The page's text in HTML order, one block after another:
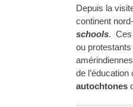
Depuis la
continent
schools. Ces
ou
de
autochtones